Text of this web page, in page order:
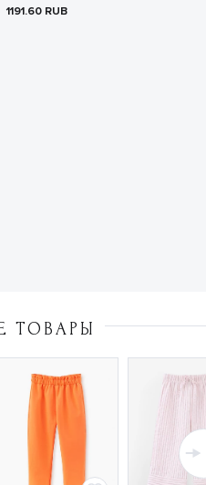
1191.60 RUB
ТОВАРЫ